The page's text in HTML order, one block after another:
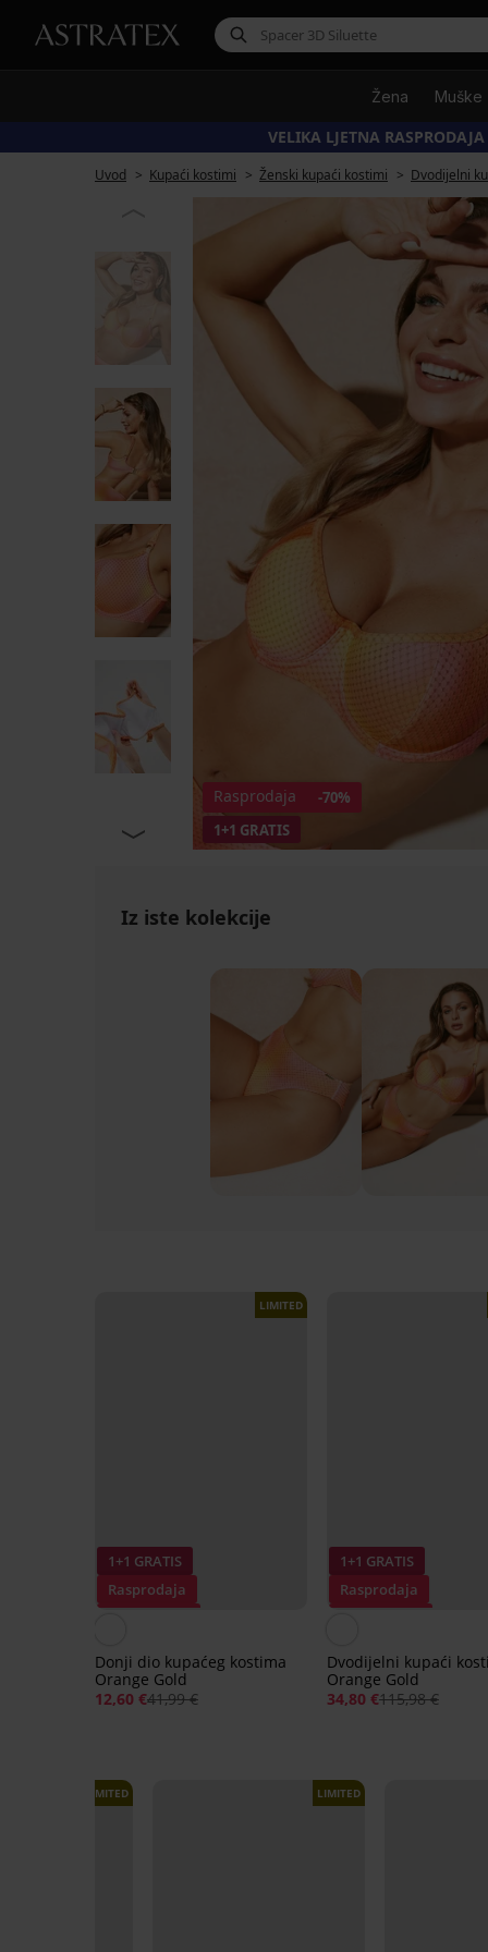
Žena Muške
VELIKA LJETNA
Uvod Kupaći kostimi Ženski kupaći kostimi Dvodijelni
Rasprodaja
-70%
1+1 GRATIS
Iz iste kolekcije
1+1 GRATIS
Rasprodaja
LIMITED
Donji dio kupaćeg kostima
Orange Gold
12,60 €41,99 €
1+1 GRATIS
Rasprodaja
Dvodijelni kupaći
Orange Gold
34,80 €115,98 €
LIMITED LIMITED